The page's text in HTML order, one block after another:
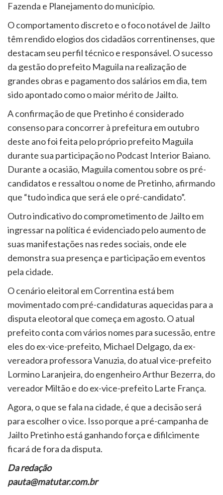
Fazenda e Planejamento do município.
O comportamento discreto e o foco notável de Jailto
têm rendido elogios dos cidadãos correntinenses, que
destacam seu perfil técnico e responsável. O sucesso
da gestão do prefeito Maguila na realização de
grandes obras e pagamento dos salários em dia, tem
sido apontado como o maior mérito de Jailto.
A confirmação de que Pretinho é considerado
consenso para concorrer à prefeitura em outubro
deste ano foi feita pelo próprio prefeito Maguila
durante sua participação no Podcast Interior Baiano.
Durante a ocasião, Maguila comentou sobre os pré-
candidatos e ressaltou o nome de Pretinho, afirmando
que “tudo indica que será ele o pré-candidato”.
Outro indicativo do comprometimento de Jailto em
ingressar na política é evidenciado pelo aumento de
suas manifestações nas redes sociais, onde ele
demonstra sua presença e participação em eventos
pela cidade.
O cenário eleitoral em Correntina está bem
movimentado com pré-candidaturas aquecidas para a
disputa eleotoral que começa em agosto. O atual
prefeito conta com vários nomes para sucessão, entre
eles do ex-vice-prefeito, Michael Delgago, da ex-
vereadora professora Vanuzia, do atual vice-prefeito
Lormino Laranjeira, do engenheiro Arthur Bezerra, do
vereador Miltão e do ex-vice-prefeito Larte França.
Agora, o que se fala na cidade, é que a decisão será
para escolher o vice. Isso porque a pré-campanha de
Jailto Pretinho está ganhando força e difilcimente
ficará de fora da disputa.
Da redação
pauta@matutar.com.br